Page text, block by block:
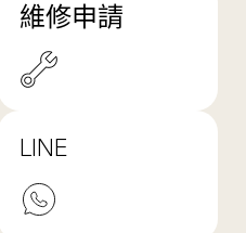
維修申請
LINE